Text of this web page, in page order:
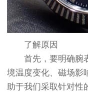
了解原因
首先，要明确腕表
境温度变化、磁场影
助于我们采取针对性